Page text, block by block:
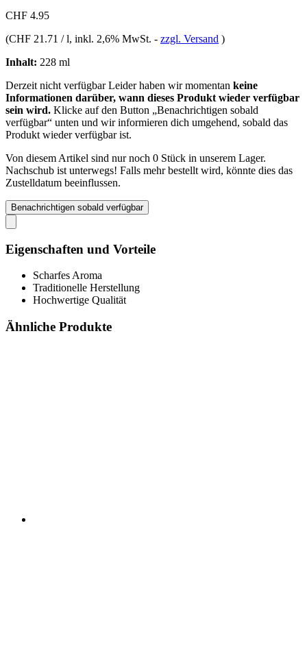
CHF 4.95
(CHF 21.71 / l, inkl. 2,6% MwSt. - zzgl. Versand )
Inhalt: 228 ml
Derzeit nicht verfügbarLeider haben wir momentan keine
Informationen darüber, wann dieses Produkt wieder verfügbar
sein wird. Klicke auf den Button „Benachrichtigen sobald
verfügbar“ unten und wir informieren dich umgehend, sobald das
Produkt wieder verfügbar ist.
Von diesem Artikel sind nur noch 0 Stück in unserem Lager.
Nachschub ist unterwegs! Falls mehr bestellt wird, könnte dies das
Zustelldatum beeinflussen.
Benachrichtigen sobald verfügbar
Eigenschaften und Vorteile
Scharfes Aroma
Traditionelle Herstellung
Hochwertige Qualität
Ähnliche Produkte